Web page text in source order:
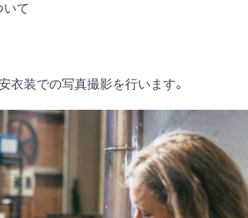
いて
衣装での写真撮影を行います。